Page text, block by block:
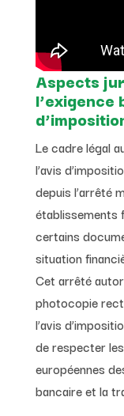
Aspects
l’exigence
Le cadre légal
l’avis
depuis l’arrêté
établissements
certains
situation
Cet arrêté
photocopie
l’avis
de respecter
européennes
bancaire et la